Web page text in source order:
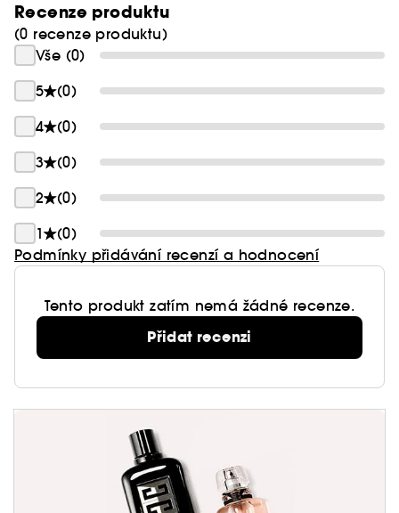
Recenze produktu
(0 recenze produktu)
Vše (0)
5
(0)
4
(0)
3
(0)
2
(0)
1
(0)
Podmínky přidávání recenzí a hodnocení
Tento produkt zatím nemá žádné recenze.
Přidat recenzi